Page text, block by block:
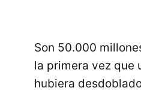
Son 50.000
la primera vez que
hubiera